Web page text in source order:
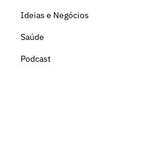
Ideias e Negócios
Saúde
Podcast